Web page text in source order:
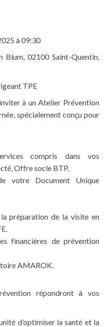
à 09:30
Blum, 02100 Saint-Quentin,
TPE
à un Atelier Prévention
spécialement conçu pour
compris dans vos
Offre socle BTP.
votre Document Unique
préparation de la visite en
financières de prévention
AMAROK.
répondront à vos
d’optimiser la santé et la